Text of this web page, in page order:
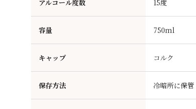
アルコール度数 15度
容量 750ml
キャップ コルク
保存方法 冷暗所に保管